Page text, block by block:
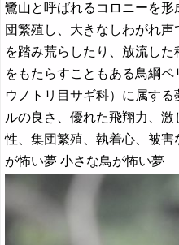
鷺山と呼ばれるコロニーを
団繁殖し、大きなしわがれ
を踏み荒らしたり、放流し
をもたらすこともある鳥綱
ウノトリ目サギ科）に属す
ルの良さ、優れた飛翔力、
性、集団繁殖、執着心、被
が怖い夢 小さな鳥が怖い夢